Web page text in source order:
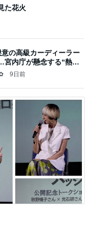
た花火
の高級カーディーラー
内庁が懸念する“熱心
9日前